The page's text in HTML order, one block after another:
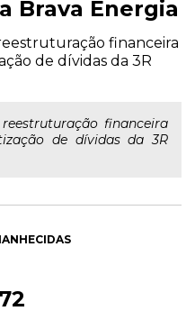
Brava Energia
financeira
de dívidas da 3R
financeira
de dívidas da 3R